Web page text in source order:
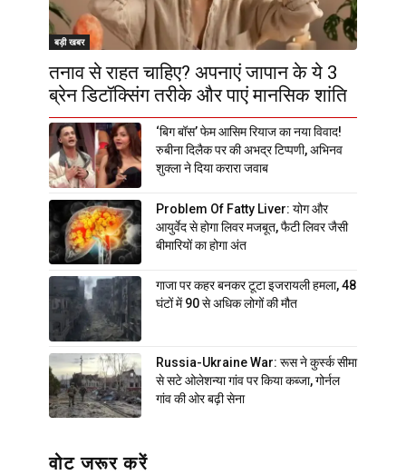
बड़ी खबर
तनाव से राहत चाहिए? अपनाएं जापान के ये 3
ब्रेन डिटॉक्सिंग तरीके और पाएं मानसिक शांति
‘बिग बॉस’ फेम आसिम रियाज का नया विवाद!
रुबीना दिलैक पर की अभद्र टिप्पणी, अभिनव
शुक्ला ने दिया करारा जवाब
Problem Of Fatty Liver: योग और
आयुर्वेद से होगा लिवर मजबूत, फैटी लिवर जैसी
बीमारियों का होगा अंत
गाजा पर कहर बनकर टूटा इजरायली हमला, 48
घंटों में 90 से अधिक लोगों की मौत
Russia-Ukraine War: रूस ने कुर्स्क सीमा
से सटे ओलेशन्या गांव पर किया कब्जा, गोर्नल
गांव की ओर बढ़ी सेना
वोट जरूर करें